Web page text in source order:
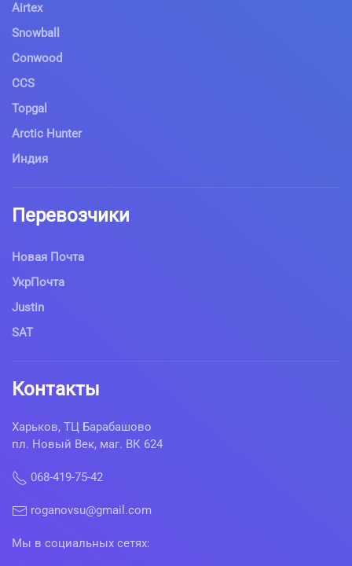
Airtex
Snowball
Conwood
CCS
Topgal
Arctic Hunter
Индия
Перевозчики
Новая Почта
УкрПочта
Justin
SAT
Контакты
Харьков, ТЦ Барабашово
пл. Новый Век, маг. ВК 624
068-419-75-42
roganovsu@gmail.com
Мы в социальных сетях: